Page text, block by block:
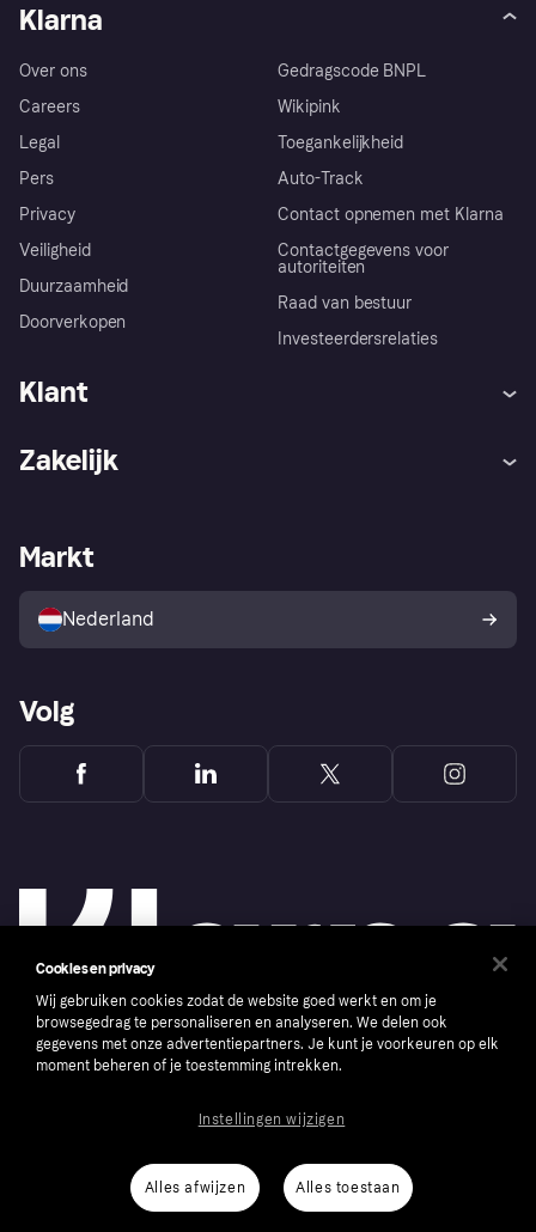
Klarna
Over ons
Careers
Legal
Pers
Privacy
Veiligheid
Duurzaamheid
Doorverkopen
Gedragscode BNPL
Wikipink
Toegankelijkheid
Auto-Track
Contact opnemen met Klarna
Contactgegevens voor
autoriteiten
Raad van bestuur
Investeerdersrelaties
Klant
Winkeloverzicht
Kopersbescherming voor
consumenten
Zakelijk
Zakelijke login
Markt
Nederland
Volg
Cookies en privacy
Wij gebruiken cookies zodat de website goed werkt en om je
browsegedrag te personaliseren en analyseren. We delen ook
gegevens met onze advertentiepartners. Je kunt je voorkeuren op elk
moment beheren of je toestemming intrekken.
Alles afwijzen Alles toestaan
Instellingen wijzigen